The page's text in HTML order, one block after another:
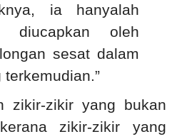
ia hanyalah
diucapkan oleh
sesat dalam
zikir-zikir yang bukan
zikir-zikir yang